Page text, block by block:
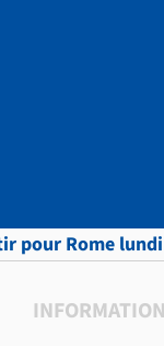
pour Rome